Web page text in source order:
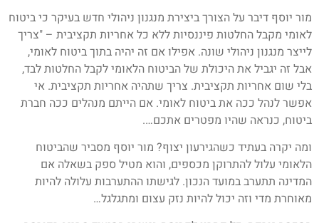
מור יוסף דיבר על הצורך ביצירת מנגנון ניהולי חדש בעיקר כי ביטוח
לאומי מקבל החלטות פיננסיות ללא כל אחריות תקציבית – "צריך
לייצר מנגנון ניהולי שונה. אפילו אם זה יהיה בתוך ביטוח לאומי,
אבל זה יגביל את היכולת של הביטוח הלאומי לקבל החלטות לבד,
בלי שום אחריות תקציבית. צריך שתהיה אחריות תקציבית. אי
אפשר לנהל ככה את ביטוח לאומי. אם הייתם מנהלים ככה חברת
ביטוח, כנראה שהיו מפטרים אתכם….
ומה יקרה בעתיד כשהגירעון יצוף? מור יוסף מסביר שהביטוח
הלאומי עלול להתרוקן מכספים, והוא מטיל ספק בשאלה אם
המדינה תתערב במועד הנכון. לגישתו ההתערבות עלולה להיות
מאוחרת מדי וזה יכול להיות נזק עצום ומתגלגל…